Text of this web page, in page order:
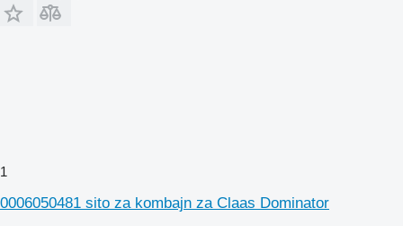
1
0006050481 sito za kombajn za Claas Dominator